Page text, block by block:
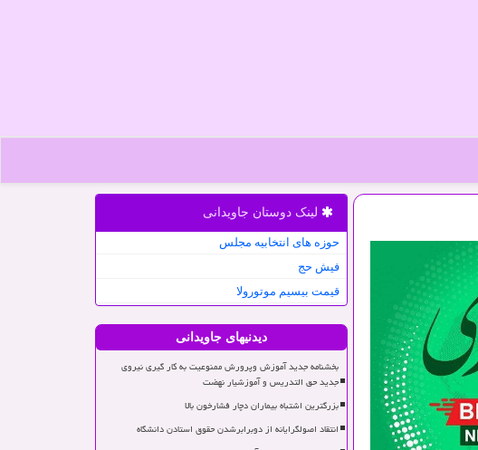
لینک دوستان جاویدانی
حوزه های انتخابیه مجلس
فیش حج
قیمت بیسیم موتورولا
دیدنیهای جاویدانی
بخشنامه جدید آموزش وپرورش ممنوعیت به کار گیری نیروی
جدید حق التدریس و آموزشیار نهضت
بزرگترین اشتباه بیماران دچار فشارخون بالا
انتقاد اصولگرایانه از دوبرابرشدن حقوق استادن دانشگاه